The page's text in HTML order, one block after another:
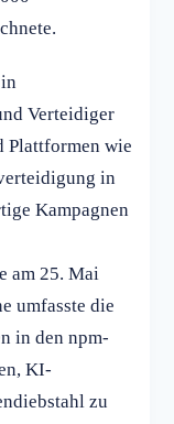
Verteidiger
Plattformen wie
in
Kampagnen
am 25. Mai
umfasste die
in den npm-
KI-
zu